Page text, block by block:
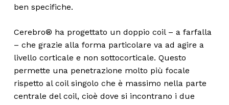
ben specifiche.
Cerebro® ha progettato un doppio coil – a farfalla
– che grazie alla forma particolare va ad agire a
livello corticale e non sottocorticale. Questo
permette una penetrazione molto più focale
rispetto al coil singolo che è massimo nella parte
centrale del coil, cioè dove si incontrano i due